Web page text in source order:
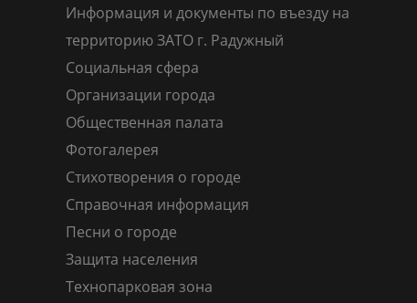
Информация и документы по въезду на
территорию ЗАТО г. Радужный
Социальная сфера
Организации города
Общественная палата
Фотогалерея
Стихотворения о городе
Справочная информация
Песни о городе
Защита населения
Технопарковая зона